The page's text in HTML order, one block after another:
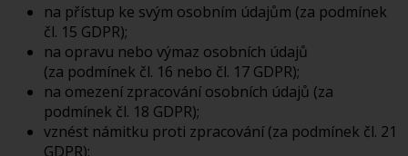
na přístup ke svým osobním údajům (za podmínek
čl. 15 GDPR);
na opravu nebo výmaz osobních údajů
(za podmínek čl. 16 nebo čl. 17 GDPR);
na omezení zpracování osobních údajů (za
podmínek čl. 18 GDPR);
vznést námitku proti zpracování (za podmínek čl. 21
GDPR);